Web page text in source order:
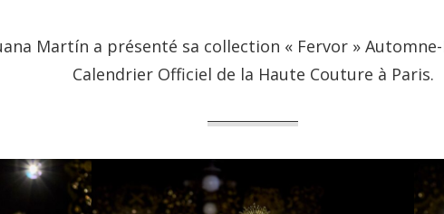
Martín a présenté sa collection « Fervor »
Calendrier Officiel de la Haute Couture à Paris.